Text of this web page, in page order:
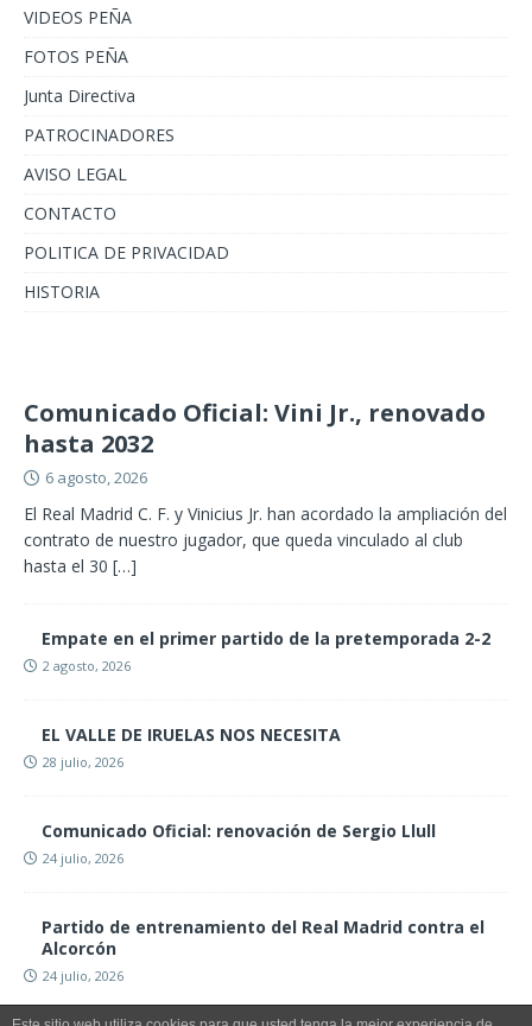
VIDEOS PEÑA
FOTOS PEÑA
Junta Directiva
PATROCINADORES
AVISO LEGAL
CONTACTO
POLITICA DE PRIVACIDAD
HISTORIA
Comunicado Oficial: Vini Jr., renovado
hasta 2032
6 agosto, 2026
El Real Madrid C. F. y Vinicius Jr. han acordado la ampliación del
contrato de nuestro jugador, que queda vinculado al club
hasta el 30 […]
Empate en el primer partido de la pretemporada 2-2
2 agosto, 2026
EL VALLE DE IRUELAS NOS NECESITA
28 julio, 2026
Comunicado Oficial: renovación de Sergio Llull
24 julio, 2026
Partido de entrenamiento del Real Madrid contra el
Alcorcón
24 julio, 2026